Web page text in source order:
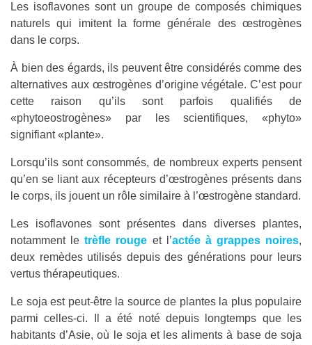
Les isoflavones sont un groupe de composés chimiques
naturels qui imitent la forme générale des œstrogènes
dans le corps.
À bien des égards, ils peuvent être considérés comme des
alternatives aux œstrogènes d’origine végétale. C’est pour
cette raison qu’ils sont parfois qualifiés de
«phytoeostrogènes» par les scientifiques, «phyto»
signifiant «plante».
Lorsqu’ils sont consommés, de nombreux experts pensent
qu’en se liant aux récepteurs d’œstrogènes présents dans
le corps, ils jouent un rôle similaire à l’œstrogène standard.
Les isoflavones sont présentes dans diverses plantes,
notamment letrèfle rouge et l’actée à grappes noires,
deux remèdes utilisés depuis des générations pour leurs
vertus thérapeutiques.
Le soja est peut-être la source de plantes la plus populaire
parmi celles-ci. Il a été noté depuis longtemps que les
habitants d’Asie, où le soja et les aliments à base de soja